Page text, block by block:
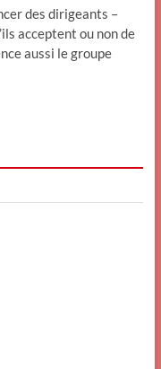
des dirigeants –
acceptent ou non de
aussi le groupe